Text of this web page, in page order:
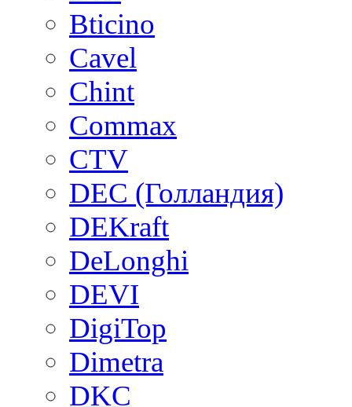
Bticino
Cavel
Chint
Commax
CTV
DEC (Голландия)
DEKraft
DeLonghi
DEVI
DigiTop
Dimetra
DKC